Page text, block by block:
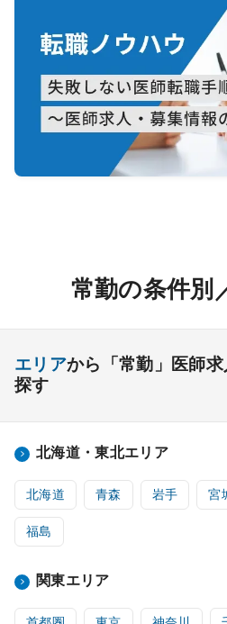
常勤の条件別
エリアから「常勤」医師
探す
北海道・東北エリア
北海道 青森 岩手 宮
福島
関東エリア